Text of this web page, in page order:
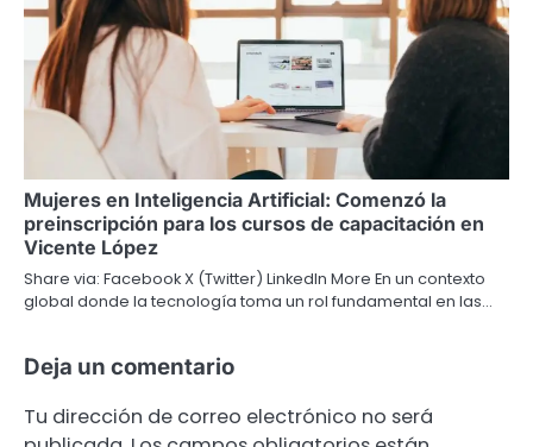
Mujeres en Inteligencia Artificial: Comenzó la
preinscripción para los cursos de capacitación en
Vicente López
Share via: Facebook X (Twitter) LinkedIn More En un contexto
global donde la tecnología toma un rol fundamental en las…
Deja un comentario
Tu dirección de correo electrónico no será